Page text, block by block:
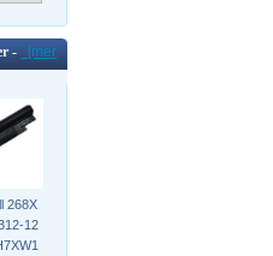
-
[mer
268X
12